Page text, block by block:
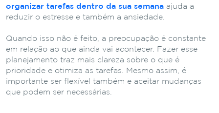
organizar tarefas dentro da sua semana ajuda a
reduzir o estresse e também a ansiedade.
Quando isso não é feito, a preocupação é constante
em relação ao que ainda vai acontecer. Fazer esse
planejamento traz mais clareza sobre o que é
prioridade e otimiza as tarefas. Mesmo assim, é
importante ser flexível também e aceitar mudanças
que podem ser necessárias.